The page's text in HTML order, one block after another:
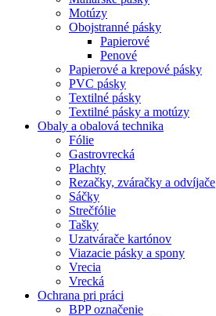
Motúzy
Obojstranné pásky
Papierové
Penové
Papierové a krepové pásky
PVC pásky
Textilné pásky
Textilné pásky a motúzy
Obaly a obalová technika
Fólie
Gastrovrecká
Plachty
Rezačky, zváračky a odvíjače
Sáčky
Strečfólie
Tašky
Uzatvárače kartónov
Viazacie pásky a spony
Vrecia
Vrecká
Ochrana pri práci
BPP označenie